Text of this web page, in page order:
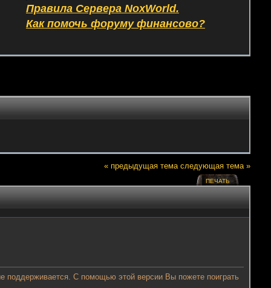
Правила Сервера NoxWorld.
Как помочь форуму финансово?
« предыдущая тема следующая тема »
ПЕЧАТЬ
поддерживается. С помощью этой версии Вы пожете поиграть